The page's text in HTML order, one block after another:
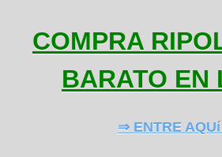
COMPRA
BARATO EN
⇒ ENTRE